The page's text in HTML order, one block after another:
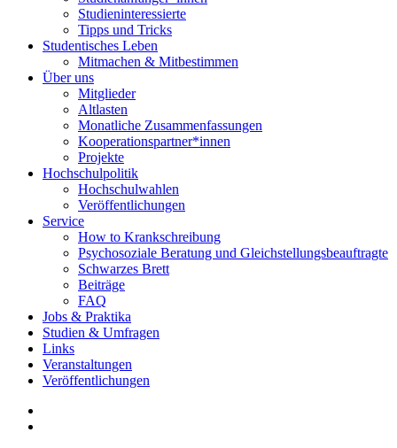
Studieninteressierte
Tipps und Tricks
Studentisches Leben
Mitmachen & Mitbestimmen
Über uns
Mitglieder
Altlasten
Monatliche Zusammenfassungen
Kooperationspartner*innen
Projekte
Hochschulpolitik
Hochschulwahlen
Veröffentlichungen
Service
How to Krankschreibung
Psychosoziale Beratung und Gleichstellungsbeauftragte
Schwarzes Brett
Beiträge
FAQ
Jobs & Praktika
Studien & Umfragen
Links
Veranstaltungen
Veröffentlichungen